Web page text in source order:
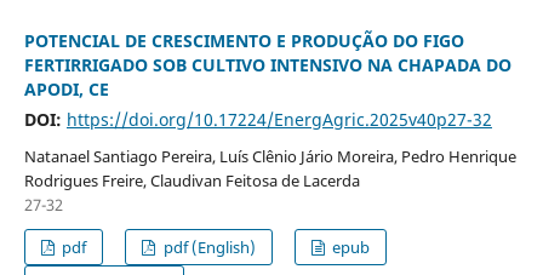
POTENCIAL DE CRESCIMENTO E PRODUÇÃO DO FIGO
FERTIRRIGADO SOB CULTIVO INTENSIVO NA CHAPADA DO
APODI, CE
DOI: https://doi.org/10.17224/EnergAgric.2025v40p27-32
Natanael Santiago Pereira, Luís Clênio Jário Moreira, Pedro Henrique
Rodrigues Freire, Claudivan Feitosa de Lacerda
27-32
pdf
pdf (English)
epub